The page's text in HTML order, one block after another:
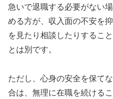
急いで退職する必要がない
める方が、収入面の不安を
を見たり相談したりするこ
とは別です。
ただし、心身の安全を保て
合は、無理に在職を続ける